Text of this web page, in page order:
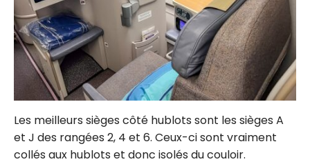
Les meilleurs sièges côté hublots sont les sièges A
et J des rangées 2, 4 et 6. Ceux-ci sont vraiment
collés aux hublots et donc isolés du couloir.